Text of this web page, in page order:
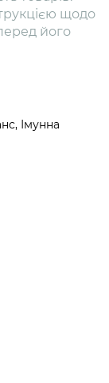
щодо
його
Імунна